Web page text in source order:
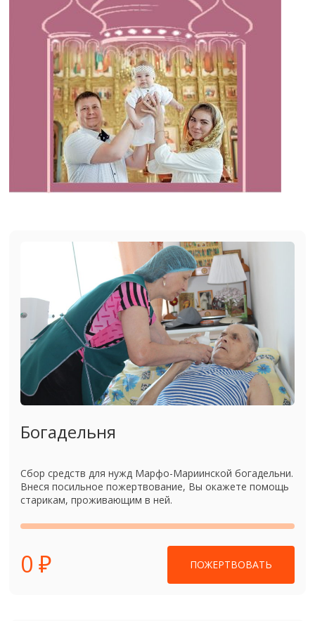
Богадельня
Сбор средств для нужд Марфо-Мариинской богадельни.
Внеся посильное пожертвование, Вы окажете помощь
старикам, проживающим в ней.
0 ₽ ПОЖЕРТВОВАТЬ